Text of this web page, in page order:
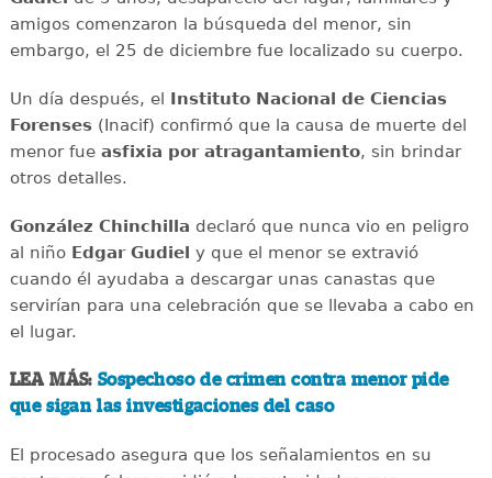
amigos comenzaron la búsqueda del menor, sin
embargo, el 25 de diciembre fue localizado su cuerpo.
Un día después, el
Instituto Nacional de Ciencias
Forenses(Inacif) confirmó que la causa de muerte del
menor fue asfixia por atragantamiento, sin brindar
otros detalles.
González Chinchilla declaró que nunca vio en peligro
al niño Edgar Gudiel y que el menor se extravió
cuando él ayudaba a descargar unas canastas que
servirían para una celebración que se llevaba a cabo en
el lugar.
LEA MÁS: Sospechoso de crimen contra menor pide
que sigan las investigaciones del caso
El procesado asegura que los señalamientos en su